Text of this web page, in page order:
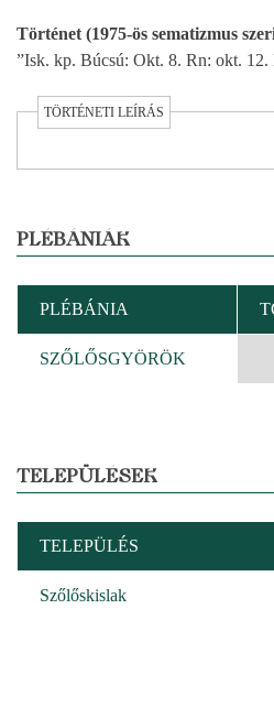
Történet (1975-ös sematizmus
”Isk. kp. Búcsú: Okt. 8. Rn: okt. 12.
TÖRTÉNETI LEÍRÁS
PLÉBÁNIÁK
PLÉBÁNIA
SZŐLŐSGYÖRÖK
TELEPÜLÉSEK
TELEPÜLÉS
Szőlőskislak